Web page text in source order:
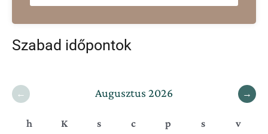
Szabad időpontok
← Augusztus 2026 →
h K s c p s v